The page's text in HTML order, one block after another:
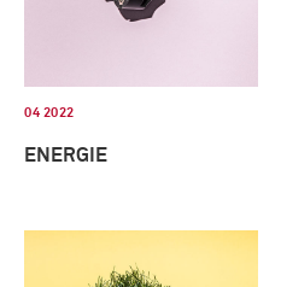
04 2022
ENERGIE